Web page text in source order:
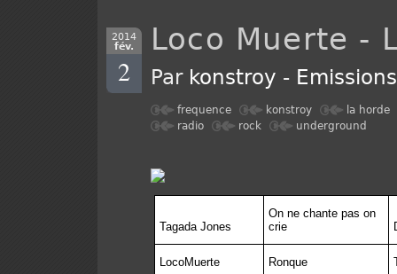
2014
fév.
2
Loco Muerte -
Par konstroy -
frequence konstroy
la horde
radio
rock underground
Tagada Jones
On ne chante pas on
crie
LocoMuerte Ronque